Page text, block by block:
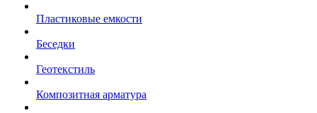
Пластиковые емкости
Беседки
Геотекстиль
Композитная арматура